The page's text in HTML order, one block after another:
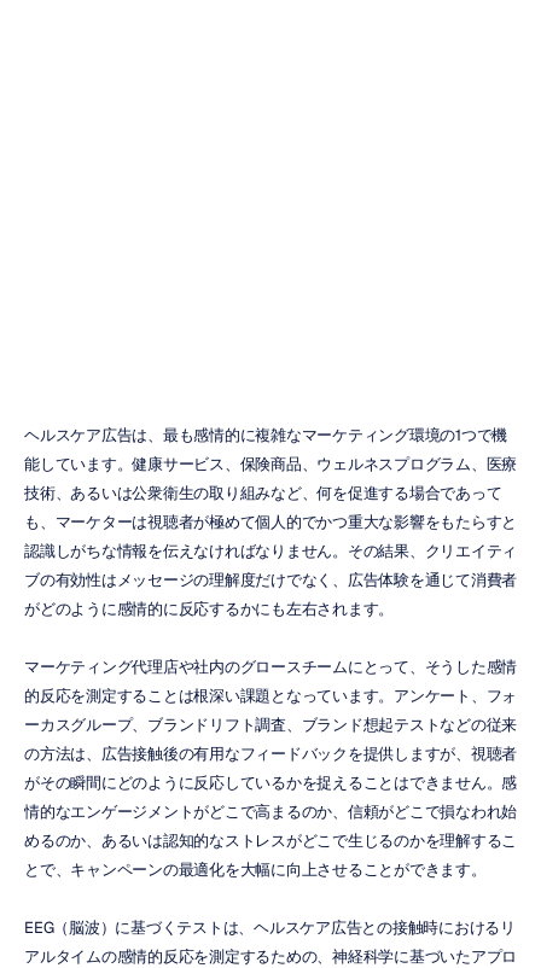
ヘルスケア広告は、最も感情的に複雑なマーケティング環境の1つで機
能しています。健康サービス、保険商品、ウェルネスプログラム、医療
技術、あるいは公衆衛生の取り組みなど、何を促進する場合であって
も、マーケターは視聴者が極めて個人的でかつ重大な影響をもたらすと
認識しがちな情報を伝えなければなりません。その結果、クリエイティ
ブの有効性はメッセージの理解度だけでなく、広告体験を通じて消費者
がどのように感情的に反応するかにも左右されます。
マーケティング代理店や社内のグロースチームにとって、そうした感情
的反応を測定することは根深い課題となっています。アンケート、フォ
ーカスグループ、ブランドリフト調査、ブランド想起テストなどの従来
の方法は、広告接触後の有用なフィードバックを提供しますが、視聴者
がその瞬間にどのように反応しているかを捉えることはできません。感
情的なエンゲージメントがどこで高まるのか、信頼がどこで損なわれ始
めるのか、あるいは認知的なストレスがどこで生じるのかを理解するこ
とで、キャンペーンの最適化を大幅に向上させることができます。
EEG（脳波）に基づくテストは、ヘルスケア広告との接触時におけるリ
アルタイムの感情的反応を測定するための、神経科学に基づいたアプロ